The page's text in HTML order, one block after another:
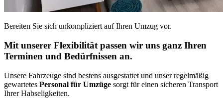
Bereiten Sie sich unkompliziert auf Ihren Umzug vor.
Mit unserer Flexibilität passen wir uns ganz Ihren
Terminen und Bedürfnissen an.
Unsere Fahrzeuge sind bestens ausgestattet und unser regelmäßig
gewartetes Personal für Umzüge sorgt für einen sicheren Transport
Ihrer Habseligkeiten.